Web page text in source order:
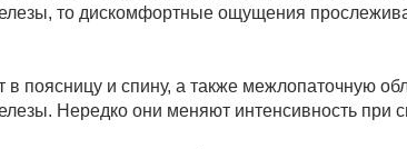
то дискомфортные ощущения
в поясницу и спину, а также межлопаточную
Нередко они меняют интенсивность при